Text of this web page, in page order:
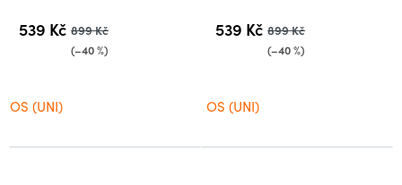
539 Kč 899 Kč
(–40 %)
OS (UNI)
539 Kč 899 Kč
(–40 %)
OS (UNI)